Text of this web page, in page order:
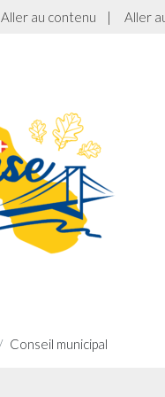
Aller au contenu | Aller
Conseil municipal